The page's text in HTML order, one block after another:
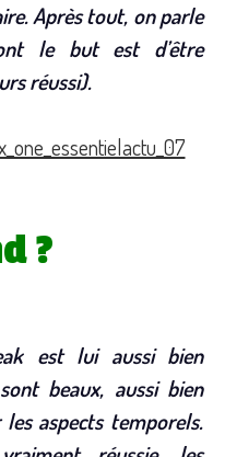
Après tout, on parle
le but est d’être
réussi).
?
est lui aussi bien
beaux, aussi bien
aspects temporels.